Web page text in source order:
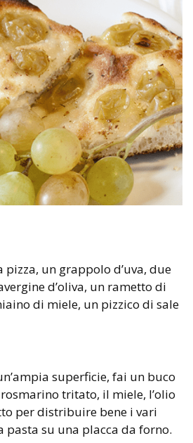
d’oliva, un rametto di
di miele, un pizzico di sale
superficie, fai un buco
tritato, il miele, l’olio
per distribuire bene i vari
pasta su una placca da forno.